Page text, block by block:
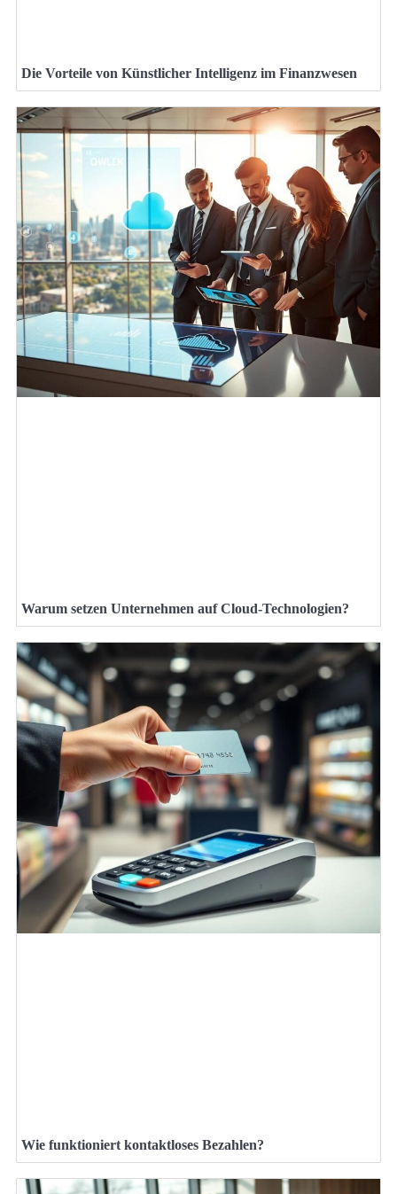
Die Vorteile von Künstlicher Intelligenz im Finanzwesen
Warum setzen Unternehmen auf Cloud-Technologien?
Wie funktioniert kontaktloses Bezahlen?